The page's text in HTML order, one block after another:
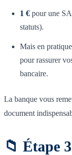
1 € pour une
statuts).
Mais en
pour rassurer
bancaire.
La banque vous
document
📁 Étape